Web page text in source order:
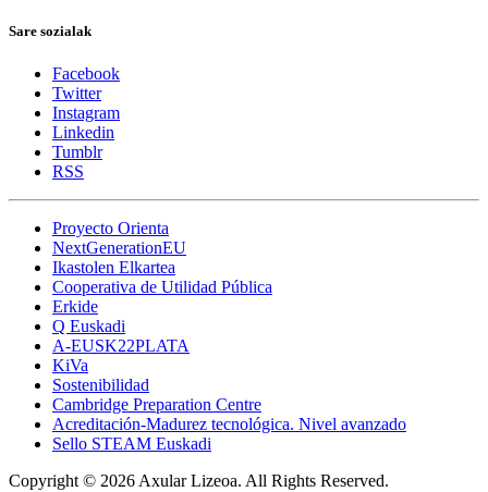
Sare sozialak
Facebook
Twitter
Instagram
Linkedin
Tumblr
RSS
Proyecto Orienta
NextGenerationEU
Ikastolen Elkartea
Cooperativa de Utilidad Pública
Erkide
Q Euskadi
A-EUSK22PLATA
KiVa
Sostenibilidad
Cambridge Preparation Centre
Acreditación-Madurez tecnológica. Nivel avanzado
Sello STEAM Euskadi
Copyright © 2026 Axular Lizeoa. All Rights Reserved.